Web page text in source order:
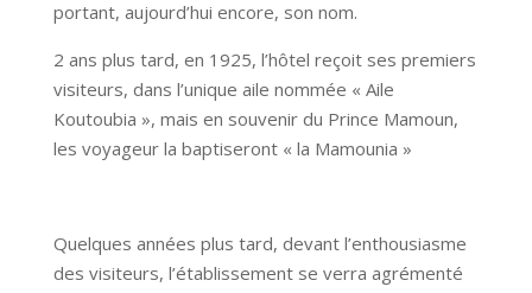
portant, aujourd’hui encore, son nom.
2 ans plus tard, en 1925, l’hôtel reçoit ses premiers
visiteurs, dans l’unique aile nommée « Aile
Koutoubia », mais en souvenir du Prince Mamoun,
les voyageur la baptiseront « la Mamounia »
Quelques années plus tard, devant l’enthousiasme
des visiteurs, l’établissement se verra agrémenté